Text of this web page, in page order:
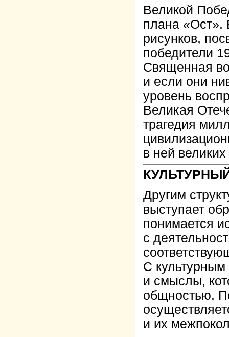
Великой
плана «Ост».
рисунков,
победители
Священная
и если они
уровень
Великая
трагедия
в ней
Другим
выступает
понимается
с
С
и смыслы,
общностью.
и их